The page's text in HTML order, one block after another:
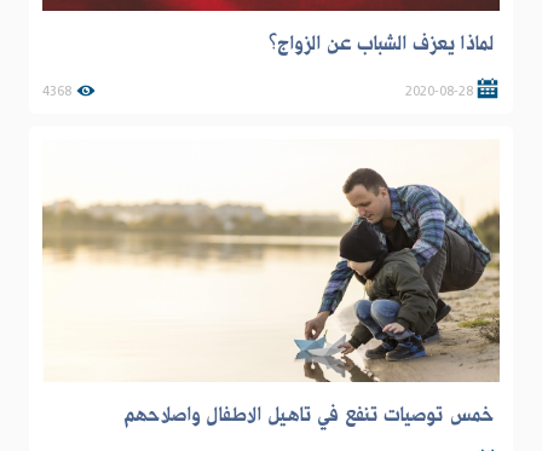
لماذا يعزف الشباب عن الزواج؟
2020-08-28
4368
خمس توصيات تنفع في تاهيل الاطفال واصلاحهم